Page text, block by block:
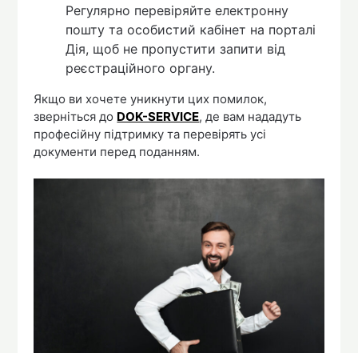
Регулярно перевіряйте електронну
пошту та особистий кабінет на порталі
Дія, щоб не пропустити запити від
реєстраційного органу.
Якщо ви хочете уникнути цих помилок,
зверніться до DOK-SERVICE, де вам нададуть
професійну підтримку та перевірять усі
документи перед поданням.